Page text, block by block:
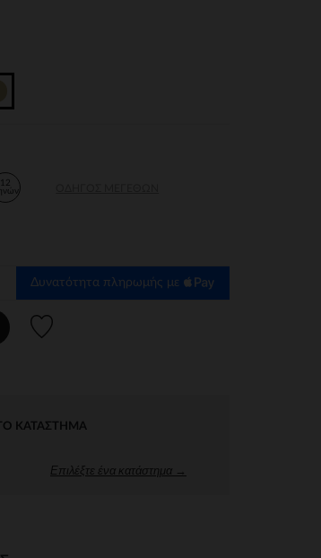
12
Δυνατότητα πληρωμής με
ΚΑΤΆΣΤΗΜΑ
Επιλέξτε ένα κατάστημα →